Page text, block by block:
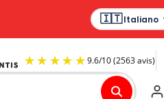
Italiano